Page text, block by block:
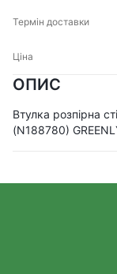
ОПИС
Втулка розпірна
(N188780)